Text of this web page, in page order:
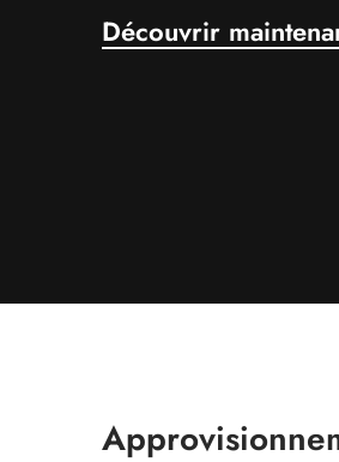
Découvrir